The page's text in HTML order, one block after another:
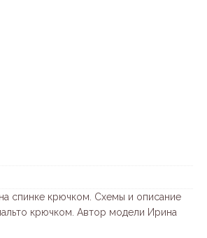
спинке крючком. Схемы и описание
крючком. Автор модели Ирина